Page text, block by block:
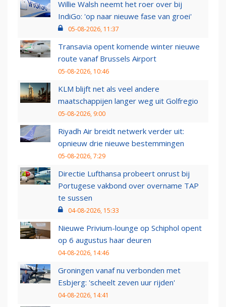
Willie Walsh neemt het roer over bij
IndiGo: 'op naar nieuwe fase van groei'
05-08-2026, 11:37
Transavia opent komende winter nieuwe
route vanaf Brussels Airport
05-08-2026, 10:46
KLM blijft net als veel andere
maatschappijen langer weg uit Golfregio
05-08-2026, 9:00
Riyadh Air breidt netwerk verder uit:
opnieuw drie nieuwe bestemmingen
05-08-2026, 7:29
Directie Lufthansa probeert onrust bij
Portugese vakbond over overname TAP
te sussen
04-08-2026, 15:33
Nieuwe Privium-lounge op Schiphol opent
op 6 augustus haar deuren
04-08-2026, 14:46
Groningen vanaf nu verbonden met
Esbjerg: 'scheelt zeven uur rijden'
04-08-2026, 14:41